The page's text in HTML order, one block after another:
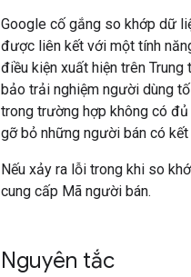
Google cố gắng so khớp dữ
được liên kết với một tính
điều kiện xuất hiện trên Trung
bảo trải nghiệm người dùng
trong trường hợp không có
gỡ bỏ những người bán có
Nếu xảy ra lỗi trong khi so
cung cấp Mã người bán.
Nguyên tắc